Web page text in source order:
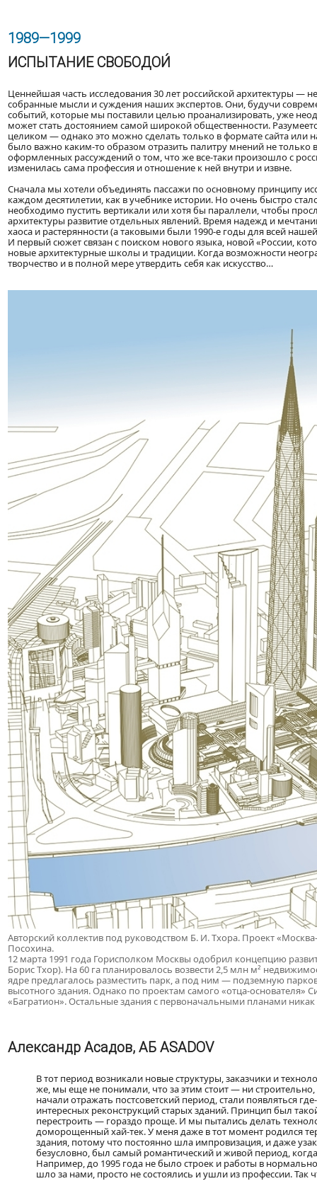
1989—1999
ИСПЫТАНИЕ СВОБОДОИ́
Ценнейшая часть исследования 30 лет российской архитектуры
собранные мысли и суждения наших экспертов. Они, будучи
событий, которые мы поставили целью проанализировать, уже
может стать достоянием самой широкой общественности.
целиком — однако это можно сделать только в формате сайта
было важно каким-то образом отразить палитру мнений не
оформленных рассуждений о том, что же все-таки произошло с
изменилась сама профессия и отношение к ней внутри и извне.
Сначала мы хотели объединять пассажи по основному принципу
каждом десятилетии, как в учебнике истории. Но очень быстро
необходимо пустить вертикали или хотя бы параллели, чтобы
архитектуры развитие отдельных явлений. Время надежд и
хаоса и растерянности (а таковыми были 1990-е годы для всей
И первый сюжет связан с поиском нового языка, новой «России,
новые архитектурные школы и традиции. Когда возможности
творчество и в полной мере утвердить себя как искусство…
Авторский коллектив под руководством Б. И. Тхора. Проект
Посохина.
12 марта 1991 года Горисполком Москвы одобрил концепцию
Борис Тхор). На 60 га планировалось возвести 2,5 млн м²
ядре предлагалось разместить парк, а под ним — подземную
высотного здания. Однако по проектам самого «отца-
«Багратион». Остальные здания с первоначальными планами никак
Александр Асадов, АБ ASADOV
В тот период возникали новые структуры, заказчики и
же, мы еще не понимали, что за этим стоит — ни
начали отражать постсоветский период, стали появляться
интересных реконструкций старых зданий. Принцип был
перестроить — гораздо проще. И мы пытались делать
доморощенный хай-тек. У меня даже в тот момент родился
здания, потому что постоянно шла импровизация, и даже
безусловно, был самый романтический и живой период,
Например, до 1995 года не было строек и работы в
шло за нами, просто не состоялись и ушли из профессии.